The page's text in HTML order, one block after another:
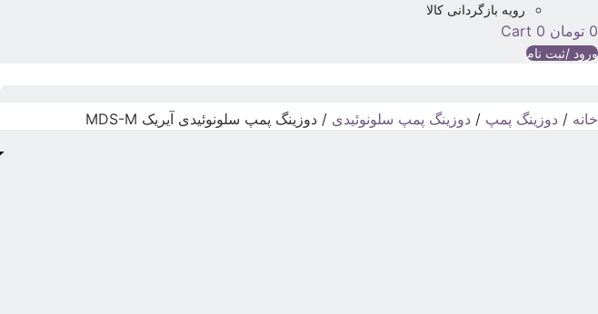
رویه بازگردانی کالا
0 تومان 0
Cart
ورود /ثبت نام
خانه / دوزینگ پمپ / دوزینگ پمپ سلونوئیدی / دوزینگ پمپ سلونوئیدی آیریک MDS-M